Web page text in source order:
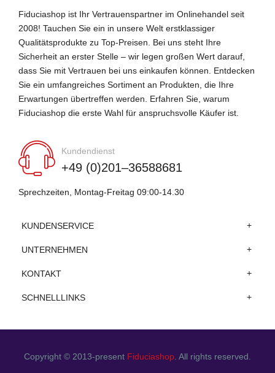
Fiduciashop ist Ihr Vertrauenspartner im Onlinehandel seit
2008! Tauchen Sie ein in unsere Welt erstklassiger
Qualitätsprodukte zu Top-Preisen. Bei uns steht Ihre
Sicherheit an erster Stelle – wir legen großen Wert darauf,
dass Sie mit Vertrauen bei uns einkaufen können. Entdecken
Sie ein umfangreiches Sortiment an Produkten, die Ihre
Erwartungen übertreffen werden. Erfahren Sie, warum
Fiduciashop die erste Wahl für anspruchsvolle Käufer ist.
Kundendienst
+49 (0)201–36588681
Sprechzeiten, Montag-Freitag 09:00-14.30
KUNDENSERVICE
UNTERNEHMEN
KONTAKT
SCHNELLLINKS
Copyright © 2013-present Fiduciashop . All rights reserved.